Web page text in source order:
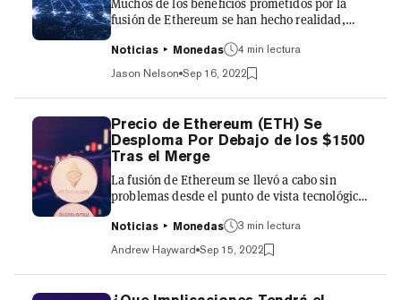
segunda mayor criptom...
fusión de Ethereum se han hecho realidad,
uso de energía y su huella de carbono. Pero los
analistas que habían dado la voz de alarma
sobre el aumento de la centralización antes de
la transición siguen preocupados por el hecho
de que relativamente pocas entidades
dominen el mecanismo de prueba de
participación que ahora subyace en la cadena
de bloques. "Que 7 principales entidades que
controlan >2/3 de la parti...
Noticias Monedas
4 min lectura
Jason Nelson Sep 16, 2022
Precio de Ethereum (ETH) Se
Desploma Por Debajo de los $1500
Tras el Merge
La fusión de Ethereum se llevó a cabo sin
problemas desde el punto de vista tecnológico,
cambio a un modelo de consenso más
respetuoso con el medio ambiente podría estar
cayendo. Hoy, el precio de ETH se desplomó
por debajo de la marca de 1.500 dólares por
primera vez en más de una semana. Según los
Noticias Monedas
3 min lectura
Andrew Hayward Sep 15, 2022